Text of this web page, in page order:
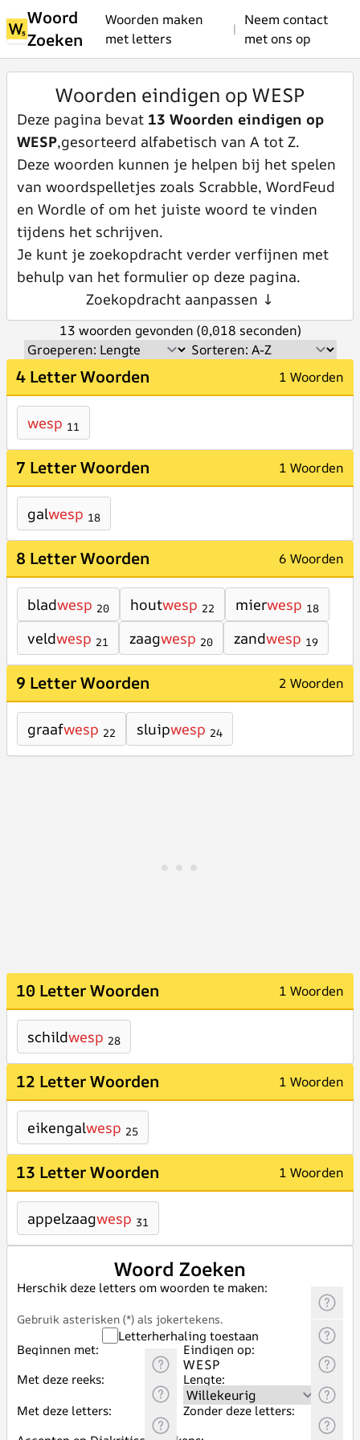
Woord
Zoeken
Woorden maken
met letters
|
Neem contact
met ons op
Woorden eindigen op WESP
Deze pagina bevat 13 Woorden eindigen op
WESP,gesorteerd alfabetisch van A tot Z.
Deze woorden kunnen je helpen bij het spelen
van woordspelletjes zoals Scrabble, WordFeud
en Wordle of om het juiste woord te vinden
tijdens het schrijven.
Je kunt je zoekopdracht verder verfijnen met
behulp van het formulier op deze pagina.
Zoekopdracht aanpassen ↓
13 woorden gevonden (0,018 seconden)
4 Letter Woorden 1 Woorden
wesp 11
7 Letter Woorden 1 Woorden
galwesp 18
8 Letter Woorden 6 Woorden
bladwesp 20 houtwesp 22 mierwesp 18
veldwesp 21 zaagwesp 20 zandwesp 19
9 Letter Woorden 2 Woorden
graafwesp 22 sluipwesp 24
10 Letter Woorden 1 Woorden
schildwesp 28
12 Letter Woorden 1 Woorden
eikengalwesp 25
13 Letter Woorden 1 Woorden
appelzaagwesp 31
Woord Zoeken
Herschik deze letters om woorden te maken:
Gebruik asterisken (*) als jokertekens.
Letterherhaling toestaan
Beginnen met:
Eindigen op:
Met deze reeks:
Lengte:
Met deze letters:
Zonder deze letters: